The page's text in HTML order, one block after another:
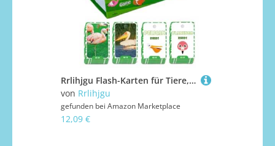
Rrlihjgu Flash-Karten für Tiere, Flash-Karten zum Lernen von Tieren | 69 x Fun-Karten Flash Realistic Animal | Frühes Lernpuzzle, Lernspiele,
von Rrlihjgu
gefunden bei Amazon Marketplace
12,09 €